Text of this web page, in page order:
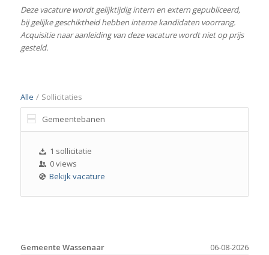
Deze vacature wordt gelijktijdig intern en extern gepubliceerd,
bij gelijke geschiktheid hebben interne kandidaten voorrang.
Acquisitie naar aanleiding van deze vacature wordt niet op prijs
gesteld.
Alle / Sollicitaties
Gemeentebanen
1 sollicitatie
0 views
Bekijk vacature
06-08-2026
Gemeente Wassenaar